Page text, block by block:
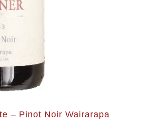
– Pinot Noir Wairarapa